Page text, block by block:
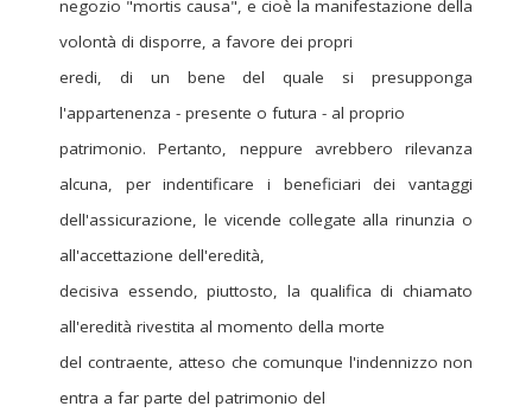
negozio "mortis causa", e cioè la manifestazione della
volontà di disporre, a favore dei propri
eredi, di un bene del quale si presupponga
l'appartenenza - presente o futura - al proprio
patrimonio. Pertanto, neppure avrebbero rilevanza
alcuna, per indentificare i beneficiari dei vantaggi
dell'assicurazione, le vicende collegate alla rinunzia o
all'accettazione dell'eredità,
decisiva essendo, piuttosto, la qualifica di chiamato
all'eredità rivestita al momento della morte
del contraente, atteso che comunque l'indennizzo non
entra a far parte del patrimonio del